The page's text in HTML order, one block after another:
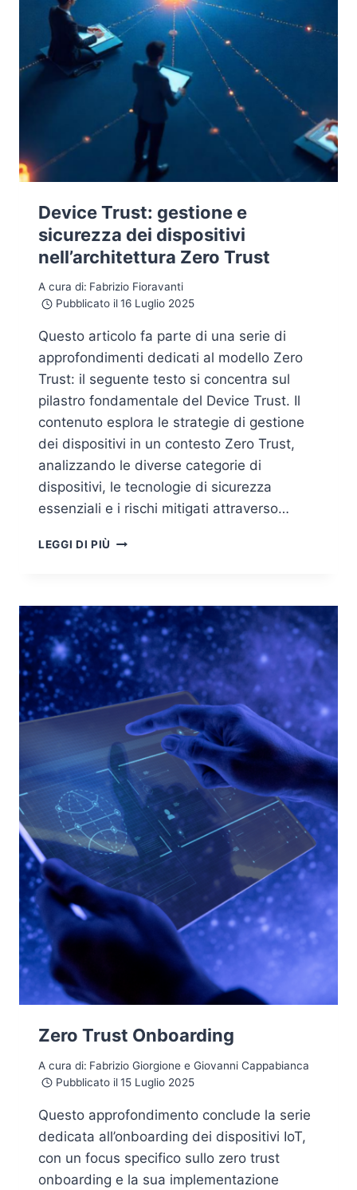
Device Trust: gestione e
sicurezza dei dispositivi
nell’architettura Zero Trust
A cura di: Fabrizio Fioravanti
Pubblicato il 16 Luglio 2025
Questo articolo fa parte di una serie di
approfondimenti dedicati al modello Zero
Trust: il seguente testo si concentra sul
pilastro fondamentale del Device Trust. Il
contenuto esplora le strategie di gestione
dei dispositivi in un contesto Zero Trust,
analizzando le diverse categorie di
dispositivi, le tecnologie di sicurezza
essenziali e i rischi mitigati attraverso…
LEGGI DI PIÙ DEVICE
SICUREZZA
DEI
DISPOSITIVI
NELL’ARCHITETTURA
ZERO
TRUST
Zero Trust Onboarding
A cura di: Fabrizio Giorgione e Giovanni Cappabianca
Pubblicato il 15 Luglio 2025
Questo approfondimento conclude la serie
dedicata all’onboarding dei dispositivi IoT,
con un focus specifico sullo zero trust
onboarding e la sua implementazione